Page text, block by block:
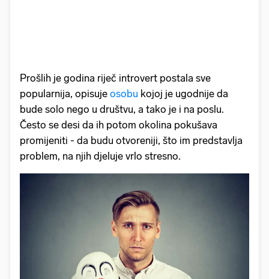
Prošlih je godina riječ introvert postala sve
popularnija, opisuje osobu kojoj je ugodnije da
bude solo nego u društvu, a tako je i na poslu.
Često se desi da ih potom okolina pokušava
promijeniti - da budu otvoreniji, što im predstavlja
problem, na njih djeluje vrlo stresno.